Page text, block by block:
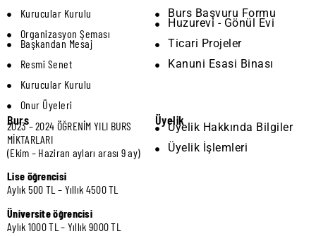
Kurucular Kurulu
Organizasyon Şeması
Başkandan Mesaj
Resmi Senet
Kurucular Kurulu
Onur Üyeleri
Burs Başvuru Formu
Huzurevi - Gönül Evi
Ticari Projeler
Kanuni Esasi Binası
Burs
2023 – 2024 ÖĞRENİM YILI BURS
MİKTARLARI
(Ekim – Haziran ayları arası 9 ay)
Lise öğrencisi
Aylık 500 TL – Yıllık 4500 TL
Üniversite öğrencisi
Aylık 1000 TL – Yıllık 9000 TL
ÜyelikÜyelik Hakkında Bilgiler
Üyelik İşlemleri